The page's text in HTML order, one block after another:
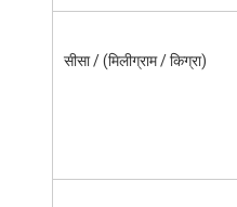
सीसा / (मिलीग्राम / किग्रा)